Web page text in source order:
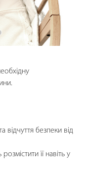
безпеки від
її навіть у